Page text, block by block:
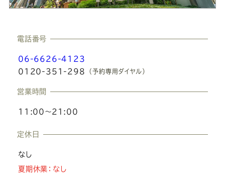
p
電話番号
06-6626-4123
0120-351-298
（予約専用ダイヤル）
営業時間
11:00〜21:00
定休日
なし
夏期休業：なし